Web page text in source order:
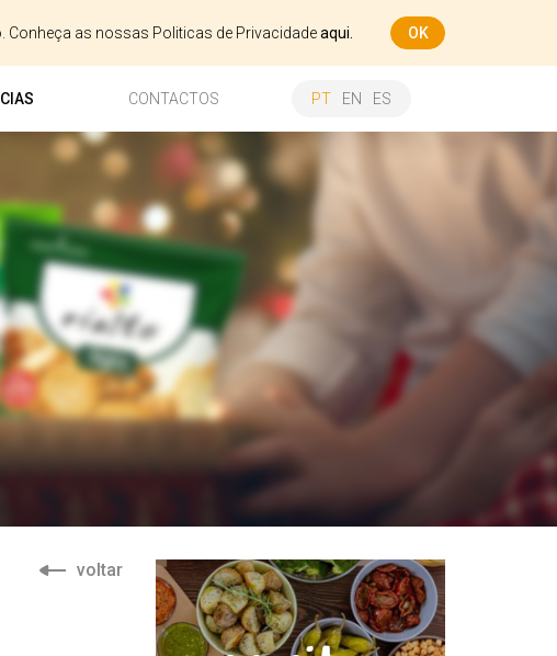
Conheça as nossas Politicas de Privacidadeaqui. OK
CONTACTOS PT EN ES
voltar